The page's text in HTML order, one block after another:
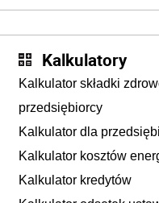
Kalkulatory
Kalkulator składki
przedsiębiorcy
Kalkulator dla
Kalkulator kosztów
Kalkulator kredytów